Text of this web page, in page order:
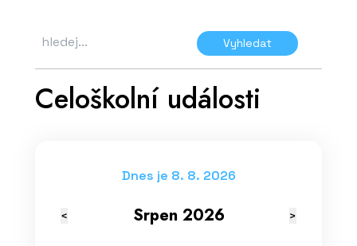
Vyhledat
Celoškolní události
Dnes je 8. 8. 2026
< Srpen 2026 >